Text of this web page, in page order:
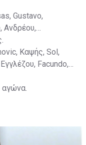
Gustavo,
Aνδρέου,
Καψής, Sol,
Facundo,
αγώνα.